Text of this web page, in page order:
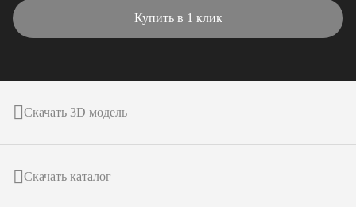
Купить в 1 клик
Скачать 3D модель
Скачать каталог